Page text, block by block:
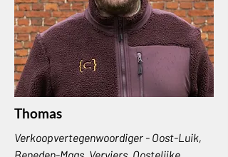
Thomas
Verkoopvertegenwoordiger - Oost-Luik,